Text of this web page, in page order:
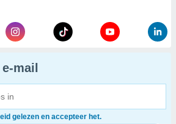
mail
gelezen en accepteer het.